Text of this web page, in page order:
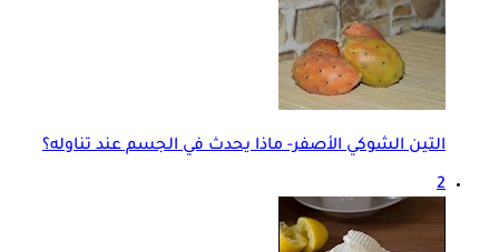
التين الشوكي الأصفر- ماذا يحدث في الجسم عند تناوله؟
2